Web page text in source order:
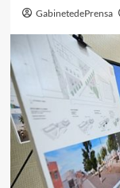
GabinetedePrensa